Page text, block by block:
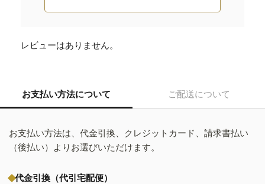
レビューはありません。
お支払い方法について ご配送について
お支払い方法は、代金引換、クレジットカード、請求書払い
（後払い）よりお選びいただけます。
代金引換（代引宅配便）